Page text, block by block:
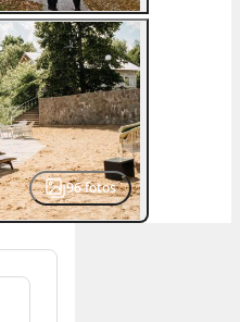
96fotos